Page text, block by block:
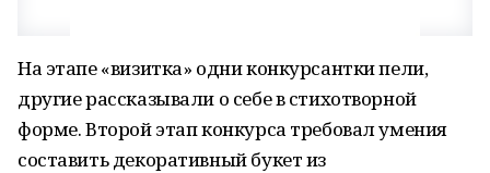
На этапе «визитка» одни конкурсантки пели,
другие рассказывали о себе в стихотворной
форме. Второй этап конкурса требовал умения
составить декоративный букет из